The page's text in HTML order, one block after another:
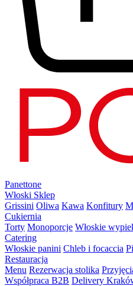
Panettone
Włoski Sklep
Grissini Oliwa Kawa Konfitury
Cukiernia
Torty Monoporcje Włoskie
Catering
Włoskie panini Chleb i focaccia
Restauracja
Menu Rezerwacja stolika
Współpraca B2B Delivery